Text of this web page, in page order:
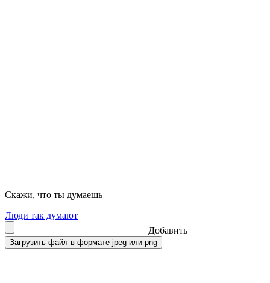
Скажи, что ты думаешь
Люди так думают
Добавить